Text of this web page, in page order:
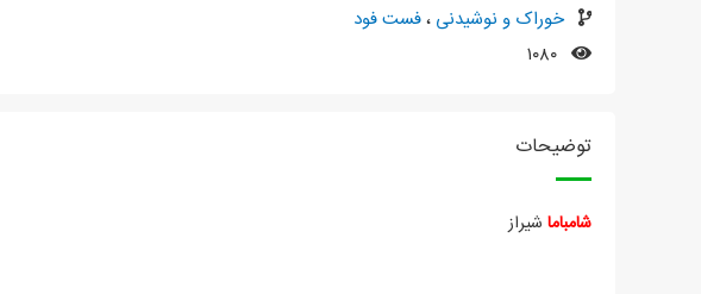
خوراک و نوشیدنی ،فست فود
توضیحات
شامباما شیراز